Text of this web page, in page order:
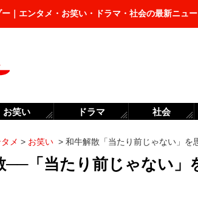
ー｜エンタメ・お笑い・ドラマ・社会の最新ニュ
メ > お笑い > 和牛解散「当たり前じゃない」を
──「当たり前じゃない」
お笑い ドラマ 社会